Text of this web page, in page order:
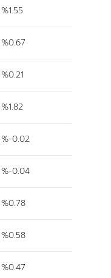
%1.55
%0.67
%0.21
%1.82
%-0.02
%-0.04
%0.78
%0.58
%0.47